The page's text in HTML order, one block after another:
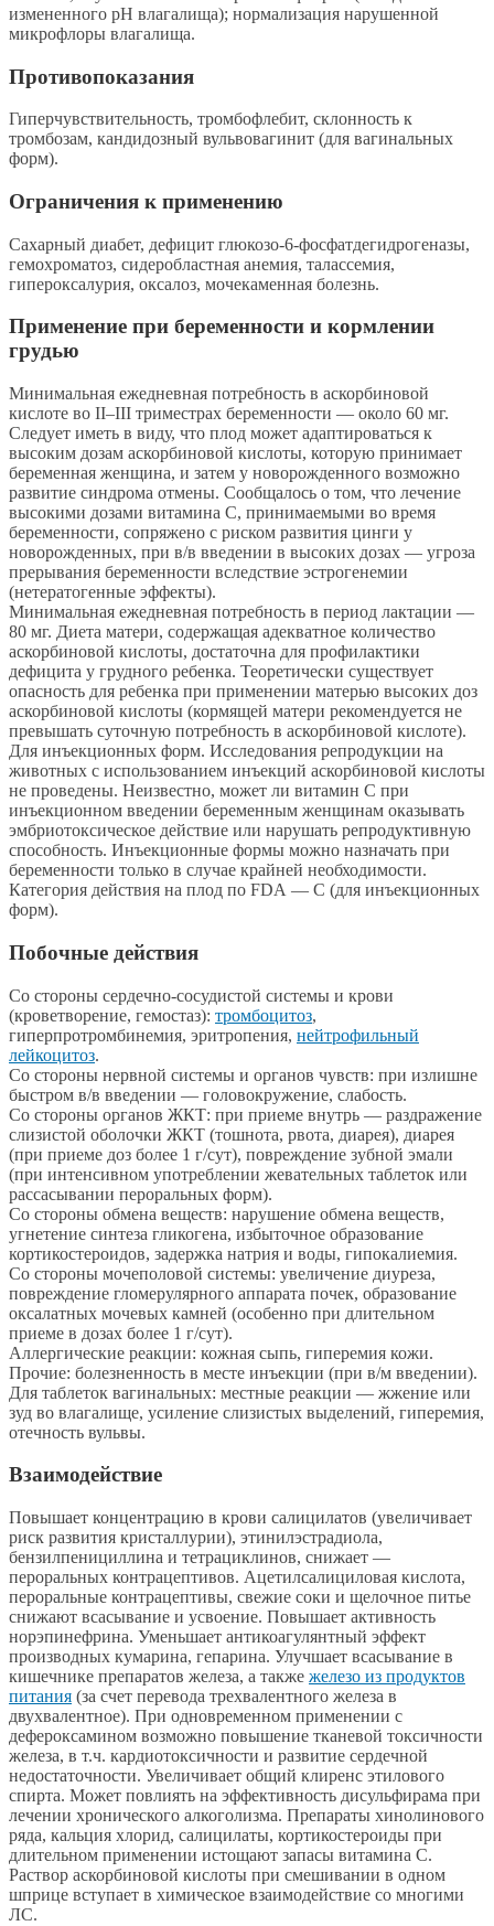
измененного pH влагалища); нормализация нарушенной
микрофлоры влагалища.
Противопоказания
Гиперчувствительность, тромбофлебит, склонность к
тромбозам, кандидозный вульвовагинит (для вагинальных
форм).
Ограничения к применению
Сахарный диабет, дефицит глюкозо-6-фосфатдегидрогеназы,
гемохроматоз, сидеробластная анемия, талассемия,
гипероксалурия, оксалоз, мочекаменная болезнь.
Применение при беременности и кормлении
грудью
Минимальная ежедневная потребность в аскорбиновой
кислоте во II–III триместрах беременности — около 60 мг.
Следует иметь в виду, что плод может адаптироваться к
высоким дозам аскорбиновой кислоты, которую принимает
беременная женщина, и затем у новорожденного возможно
развитие синдрома отмены. Сообщалось о том, что лечение
высокими дозами витамина С, принимаемыми во время
беременности, сопряжено с риском развития цинги у
новорожденных, при в/в введении в высоких дозах — угроза
прерывания беременности вследствие эстрогенемии
(нетератогенные эффекты).
Минимальная ежедневная потребность в период лактации —
80 мг. Диета матери, содержащая адекватное количество
аскорбиновой кислоты, достаточна для профилактики
дефицита у грудного ребенка. Теоретически существует
опасность для ребенка при применении матерью высоких доз
аскорбиновой кислоты (кормящей матери рекомендуется не
превышать суточную потребность в аскорбиновой кислоте).
Для инъекционных форм. Исследования репродукции на
животных с использованием инъекций аскорбиновой кислоты
не проведены. Неизвестно, может ли витамин С при
инъекционном введении беременным женщинам оказывать
эмбриотоксическое действие или нарушать репродуктивную
способность. Инъекционные формы можно назначать при
беременности только в случае крайней необходимости.
Категория действия на плод по FDA — C (для инъекционных
форм).
Побочные действия
Со стороны сердечно-сосудистой системы и крови
(кроветворение, гемостаз): тромбоцитоз,
гиперпротромбинемия, эритропения, нейтрофильный
лейкоцитоз.
Со стороны нервной системы и органов чувств: при излишне
быстром в/в введении — головокружение, слабость.
Со стороны органов ЖКТ: при приеме внутрь — раздражение
слизистой оболочки ЖКТ (тошнота, рвота, диарея), диарея
(при приеме доз более 1 г/сут), повреждение зубной эмали
(при интенсивном употреблении жевательных таблеток или
рассасывании пероральных форм).
Со стороны обмена веществ: нарушение обмена веществ,
угнетение синтеза гликогена, избыточное образование
кортикостероидов, задержка натрия и воды, гипокалиемия.
Со стороны мочеполовой системы: увеличение диуреза,
повреждение гломерулярного аппарата почек, образование
оксалатных мочевых камней (особенно при длительном
приеме в дозах более 1 г/сут).
Аллергические реакции: кожная сыпь, гиперемия кожи.
Прочие: болезненность в месте инъекции (при в/м введении).
Для таблеток вагинальных: местные реакции — жжение или
зуд во влагалище, усиление слизистых выделений, гиперемия,
отечность вульвы.
Взаимодействие
Повышает концентрацию в крови салицилатов (увеличивает
риск развития кристаллурии), этинилэстрадиола,
бензилпенициллина и тетрациклинов, снижает —
пероральных контрацептивов. Ацетилсалициловая кислота,
пероральные контрацептивы, свежие соки и щелочное питье
снижают всасывание и усвоение. Повышает активность
норэпинефрина. Уменьшает антикоагулянтный эффект
производных кумарина, гепарина. Улучшает всасывание в
кишечнике препаратов железа, а также железо из продуктов
питания (за счет перевода трехвалентного железа в
двухвалентное). При одновременном применении с
дефероксамином возможно повышение тканевой токсичности
железа, в т.ч. кардиотоксичности и развитие сердечной
недостаточности. Увеличивает общий клиренс этилового
спирта. Может повлиять на эффективность дисульфирама при
лечении хронического алкоголизма. Препараты хинолинового
ряда, кальция хлорид, салицилаты, кортикостероиды при
длительном применении истощают запасы витамина C.
Раствор аскорбиновой кислоты при смешивании в одном
шприце вступает в химическое взаимодействие со многими
ЛС.